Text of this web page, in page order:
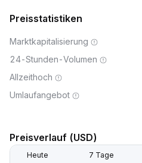
Preisstatistiken
Marktkapitalisierung
24-Stunden-Volumen
Allzeithoch
Umlaufangebot
Preisverlauf (USD)
Heute 7 Tage